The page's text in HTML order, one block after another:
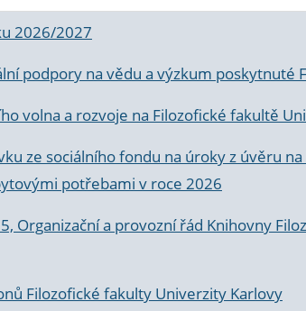
2026/2027
podpory na vědu a výzkum poskytnuté
volna a rozvoje na Filozofické fakultě
ze sociálního fondu na úroky z úvěru
potřebami v roce 2026
Organizační a provozní řád Knihovny
Filozofické fakulty Univerzity Karlovy